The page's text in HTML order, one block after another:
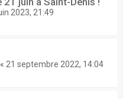
2023, 21:49
« 21 septembre 2022, 14:04